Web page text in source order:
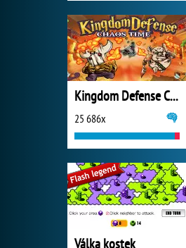
Kingdom Defense Chaos Time
25 686x
Válka kostek